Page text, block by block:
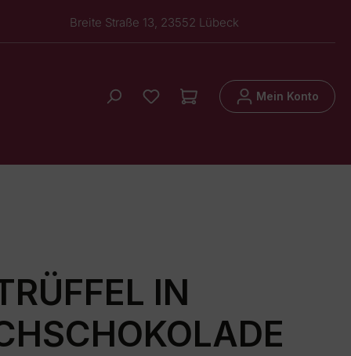
Breite Straße 13, 23552 Lübeck
Mein Konto
IN